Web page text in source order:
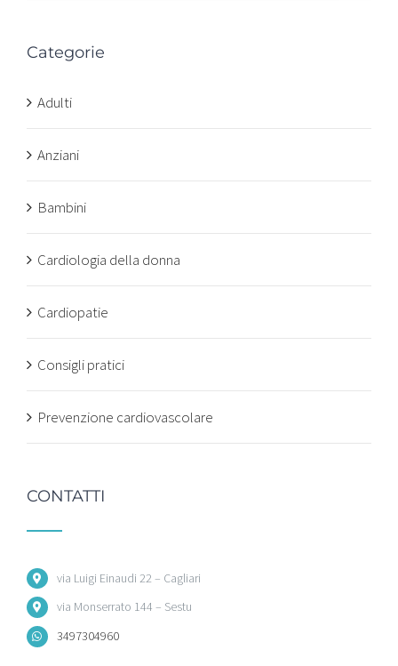
Categorie
Adulti
Anziani
Bambini
Cardiologia della donna
Cardiopatie
Consigli pratici
Prevenzione cardiovascolare
CONTATTI
via Luigi Einaudi 22 – Cagliari
via Monserrato 144 – Sestu
3497304960